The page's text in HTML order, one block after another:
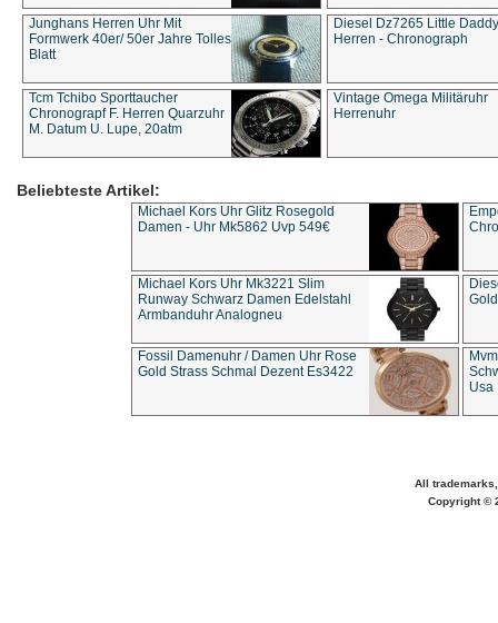
Junghans Herren Uhr Mit
Formwerk 40er/ 50er Jahre Tolles
Blatt
Diesel Dz7265 Little Daddy
Herren - Chronograph
Tcm Tchibo Sporttaucher
Chronograpf F. Herren Quarzuhr
M. Datum U. Lupe, 20atm
Vintage Omega Militäruhr
Herrenuhr
Beliebteste Artikel:
Michael Kors Uhr Glitz Rosegold
Damen - Uhr Mk5862 Uvp 549€
Michael Kors Uhr Mk3221 Slim
Runway Schwarz Damen Edelstahl
Armbanduhr Analogneu
Fossil Damenuhr / Damen Uhr Rose
Gold Strass Schmal Dezent Es3422
Usa
All
Copyright ©